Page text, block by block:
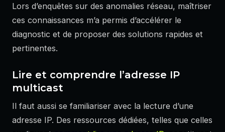
Lors d’enquêtes sur des anomalies réseau, maîtriser
ces connaissances m’a permis d’accélérer le
diagnostic et de proposer des solutions rapides et
pertinentes.
Lire et comprendre l’adresse IP
multicast
Il faut aussi se familiariser avec la lecture d’une
adresse IP. Des ressources dédiées, telles que celles